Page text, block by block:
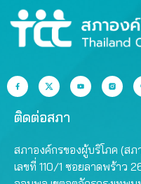
ติดต่อสภา
สภาองค์กรของผู้บริโภค (สภ
เลขที่ 110/1 ซอยลาดพร้าว